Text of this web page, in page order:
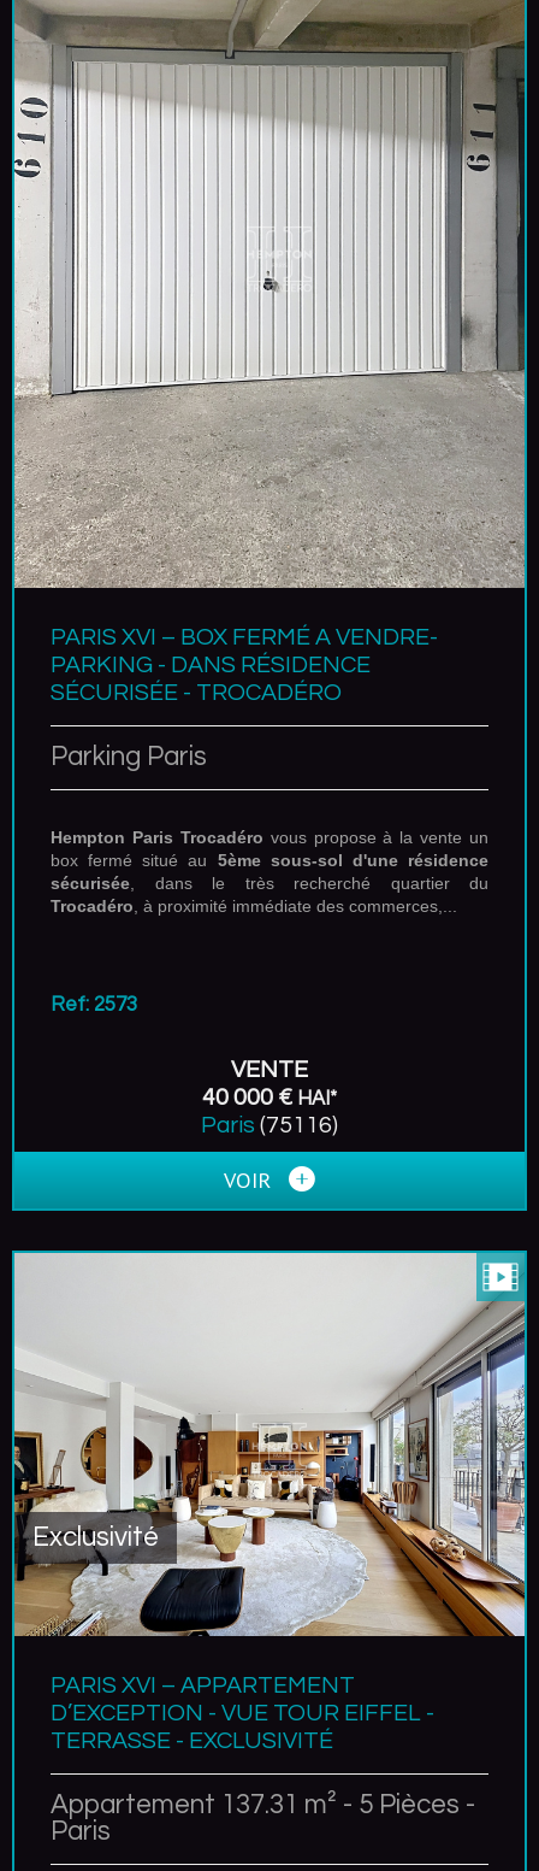
PARIS XVI – BOX FERMÉ A VENDRE-
PARKING - DANS RÉSIDENCE
SÉCURISÉE - TROCADÉRO
Parking Paris
Hempton Paris Trocadéro vous propose à la vente un
box fermé situé au 5ème sous-sol d'une résidence
sécurisée , dans le très recherché quartier du
Trocadéro , à proximité immédiate des commerces,...
Ref: 2573
VENTE
40 000 € HAI*
Paris (75116)
VOIR
Exclusivité
PARIS XVI – APPARTEMENT
D’EXCEPTION - VUE TOUR EIFFEL -
TERRASSE - EXCLUSIVITÉ
Appartement 137.31 m² - 5 Pièces -
Paris